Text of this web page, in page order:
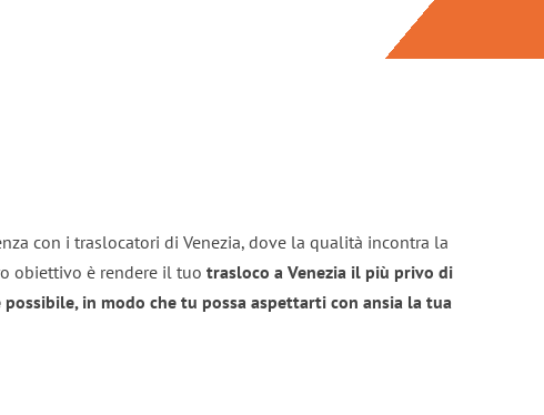
con i traslocatori di Venezia, dove la qualità incontra la
obiettivo è rendere il tuo trasloco a Venezia il più privo di
in modo che tu possa aspettarti con ansia la tua